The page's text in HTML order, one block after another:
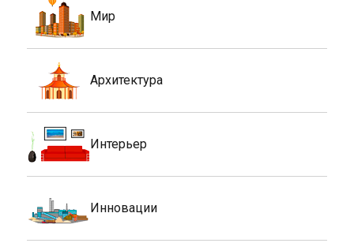
Мир
Архитектура
Интерьер
Инновации